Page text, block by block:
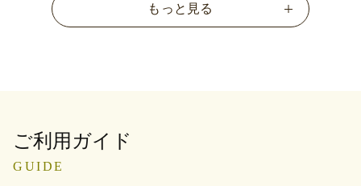
もっと見る
ご利用ガイド
GUIDE